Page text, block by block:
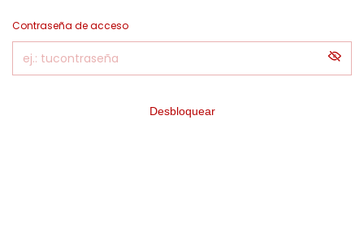
Contraseña de acceso
Desbloquear